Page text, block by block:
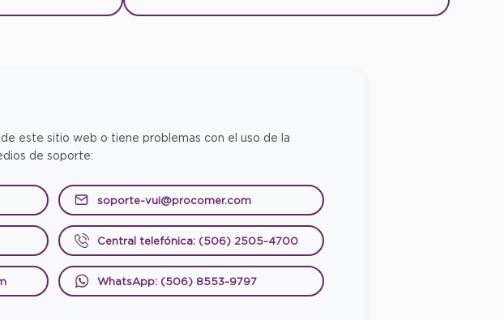
este sitio web o tiene problemas con el uso de la
de soporte:
soporte-vui@procomer.com
Central telefónica: (506) 2505-4700
WhatsApp: (506) 8553-9797